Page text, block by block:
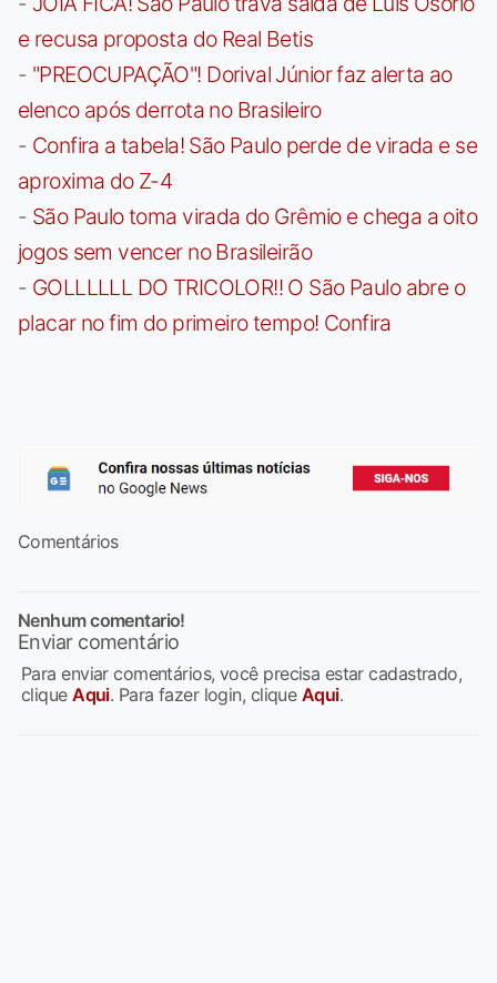
e recusa proposta do Real Betis
- "PREOCUPAÇÃO"! Dorival Júnior faz alerta ao
elenco após derrota no Brasileiro
- Confira a tabela! São Paulo perde de virada e se
aproxima do Z-4
- São Paulo toma virada do Grêmio e chega a oito
jogos sem vencer no Brasileirão
- GOLLLLLL DO TRICOLOR!! O São Paulo abre o
placar no fim do primeiro tempo! Confira
Comentários
Nenhum comentario!
Enviar comentário
Para enviar comentários, você precisa estar cadastrado,
cliqueAqui. Para fazer login, clique Aqui.